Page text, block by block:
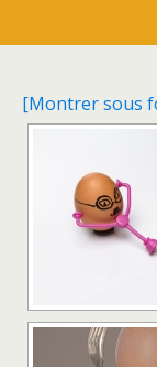
[Montrer sous